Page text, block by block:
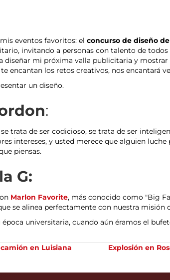
eventos favoritos: el concurso de diseño
invitando a personas con talento de
diseñar mi próxima valla publicitaria y
encantan los retos creativos, nos encantará
un diseño.
:
trata de ser codicioso, se trata de ser
intereses, y usted merece que alguien luche
piensas.
G:
Marlon Favorite, más conocido como "Big
se alinea perfectamente con nuestra misión
universitaria, cuando aún éramos el
en Luisiana
Explosión en